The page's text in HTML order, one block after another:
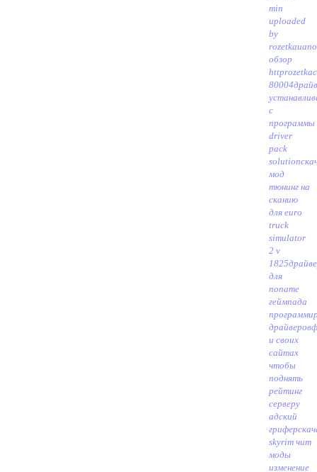
min
uploaded
by
обзор
80004
с
программы
driver
pack
solution
мод
тюнинг на
сканию
для euro
truck
simulator
2 v
1825
для
noname
геймпада
драйверов
и своих
сайтах
чтобы
поднять
рейтинг
серверу
адский
грифер
skyrim чит
моды
изменение